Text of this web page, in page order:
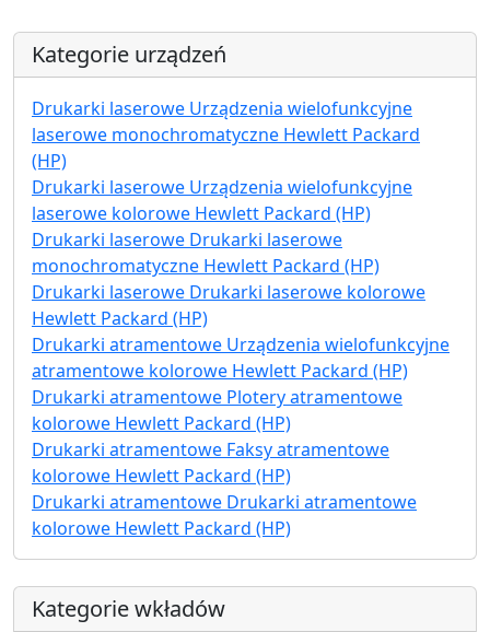
Kategorie urządzeń
Drukarki laserowe Urządzenia wielofunkcyjne
laserowe monochromatyczne Hewlett Packard
(HP)
Drukarki laserowe Urządzenia wielofunkcyjne
laserowe kolorowe Hewlett Packard (HP)
Drukarki laserowe Drukarki laserowe
monochromatyczne Hewlett Packard (HP)
Drukarki laserowe Drukarki laserowe kolorowe
Hewlett Packard (HP)
Drukarki atramentowe Urządzenia wielofunkcyjne
atramentowe kolorowe Hewlett Packard (HP)
Drukarki atramentowe Plotery atramentowe
kolorowe Hewlett Packard (HP)
Drukarki atramentowe Faksy atramentowe
kolorowe Hewlett Packard (HP)
Drukarki atramentowe Drukarki atramentowe
kolorowe Hewlett Packard (HP)
Kategorie wkładów